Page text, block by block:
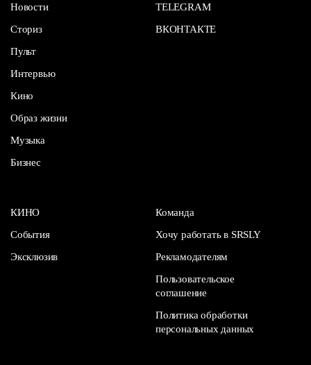
Новости
Сториз
Пульт
Интервью
Кино
Образ жизни
Музыка
Бизнес
TELEGRAM
ВКОНТАКТЕ
КИНО
События
Эксклюзив
Команда
Хочу работать в SRSLY
Рекламодателям
Пользовательское
соглашение
Политика обработки
персональных данных